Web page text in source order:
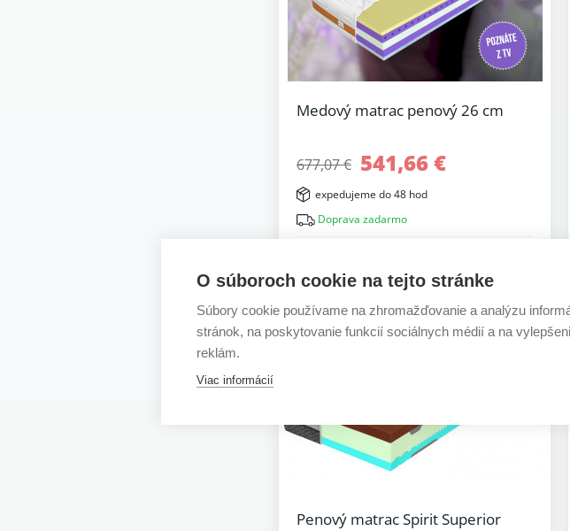
Medový matrac penový 26 cm
677,07 € 541,66 €
expedujeme do 48 hod
Doprava zadarmo
-10%
Penový matrac Spirit Superior
O súboroch cookie na tejto stránke
Súbory cookie používame na zhromažďovanie a analýzu
stránok, na poskytovanie funkcií sociálnych médií a na
reklám.
Viac informácií